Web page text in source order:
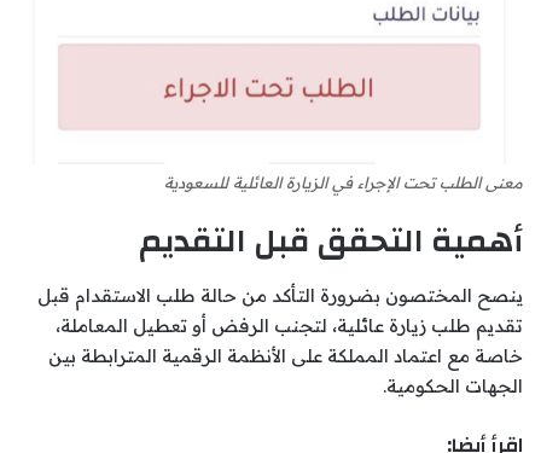
معنى الطلب تحت الإجراء في الزيارة العائلية للسعودية
أهمية التحقق قبل التقديم
ينصح المختصون بضرورة التأكد من حالة طلب الاستقدام قبل
تقديم طلب زيارة عائلية، لتجنب الرفض أو تعطيل المعاملة،
خاصة مع اعتماد المملكة على الأنظمة الرقمية المترابطة بين
الجهات الحكومية.
اقرأ أيضا: